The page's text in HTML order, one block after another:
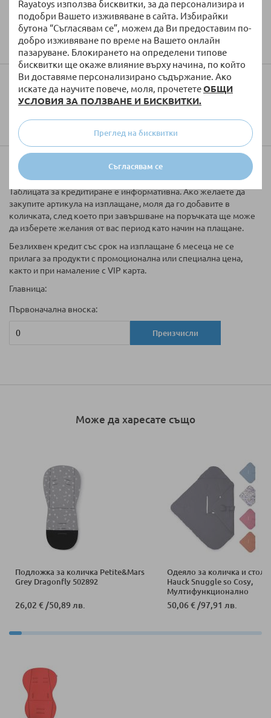
Rayatoys използва бисквитки, за да персонализира и
подобри Вашето изживяване в сайта. Избирайки
бутона “Съгласявам се”, можем да Ви предоставим по-
добро изживяване по време на Вашето онлайн
пазаруване. Блокирането на определени типове
бисквитки ще окаже влияние върху начина, по който
Ви доставяме персонализирано съдържание. Ако
искате да научите повече, моля, прочететеОБЩИ
УСЛОВИЯ ЗА ПОЛЗВАНЕ И БИСКВИТКИ.
Съгласявам се
Преглед на бисквитки
Изпратете
Колко ще струва доставката?
Купи на вноски
Таблицата за кредитиране е информативна. Ако желаете да
закупите артикула на изплащане, моля да го добавите в
количката, след което при завършване на поръчката ще може
да изберете желания от вас период като начин на плащане.
Безлихвен кредит със срок на изплащане 6 месеца не се
прилага за продукти с промоционална или специална цена,
както и при намаление с VIP карта.
Главница:
Първоначална вноска:
Преизчисли
Може да харесате също
Подложка за количка Petite&Mars
Grey Dragonfly 502892
26,02 €/50,89 лв.
Одеяло за количка и
Hauck Snuggle so Cosy,
Мултифункционално
50,06 €/97,91 лв.